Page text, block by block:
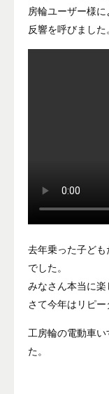
房輪ユーザー様
反響を呼びました
去年乗った子ど
でした。
みなさん本当に楽
さて今年はリピー
工房輪の電動車
た。